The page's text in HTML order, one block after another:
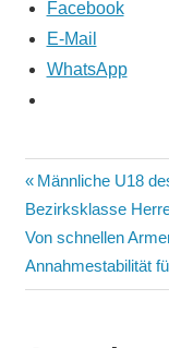
Facebook
E-Mail
WhatsApp
Männliche U18
Bezirksklasse
Von schnellen
Annahmestabilität